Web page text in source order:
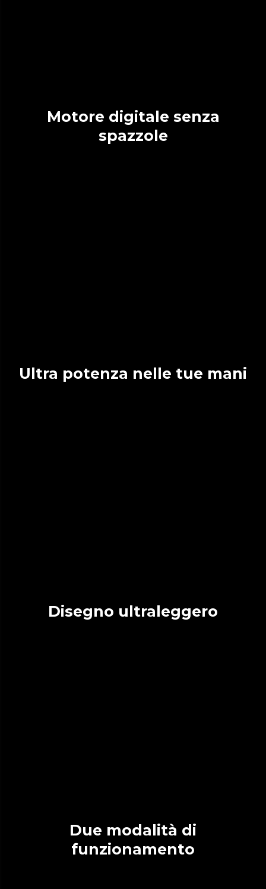
Motore digitale senza
spazzole
Ultra potenza nelle tue mani
Disegno ultraleggero
Due modalità di
funzionamento